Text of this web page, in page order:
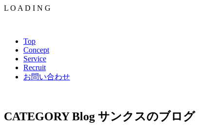
L O A D I N G
Top
Concept
Service
Recruit
お問い合わせ
CATEGORY Blog サンクスのブログ